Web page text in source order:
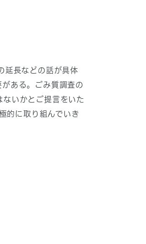
延長などの話が具体
ある。ごみ質調査の
いかとご提言をいた
的に取り組んでいき